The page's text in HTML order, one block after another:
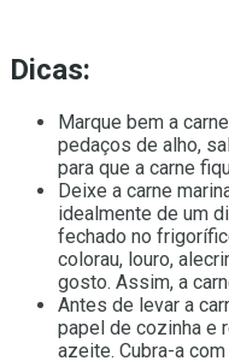
Dicas:
Marque bem a
pedaços de alho,
para que a carne
Deixe a carne
idealmente de um
fechado no
colorau, louro,
gosto. Assim, a
Antes de levar a
papel de cozinha e
azeite. Cubra-a